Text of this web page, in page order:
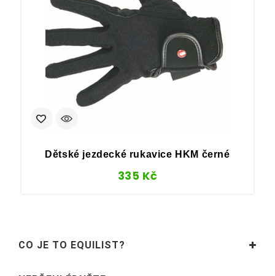
Dětské jezdecké rukavice HKM černé
335 Kč
CO JE TO EQUILIST?